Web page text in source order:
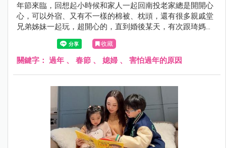
年節來臨，回想起小時候和家人一起回南投老家總是開開心
心，可以外宿、又有不一樣的棉被、枕頭，還有很多親戚堂
兄弟姊妹一起玩，超開心的，直到婚後某天，有次跟琦媽聊
到過年的回憶……我才知道對女人而言，過年都不是輕鬆的
收藏
關鍵字： 過年 、 春節 、 媳婦 、 害怕過年的原因